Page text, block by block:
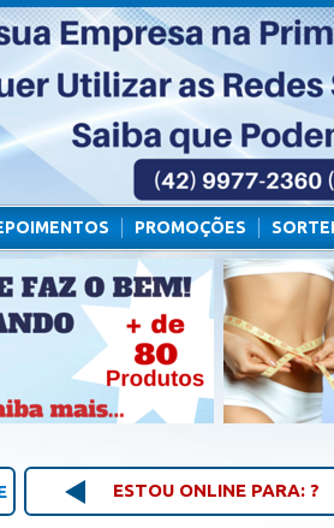
PROMOÇÕES
ESTOU ONLINE PARA: ?